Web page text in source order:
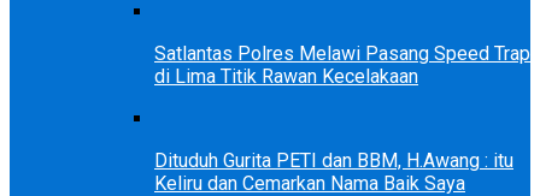
Satlantas Polres Melawi Pasang Speed Trap
di Lima Titik Rawan Kecelakaan
Dituduh Gurita PETI dan BBM, H.Awang : itu
Keliru dan Cemarkan Nama Baik Saya